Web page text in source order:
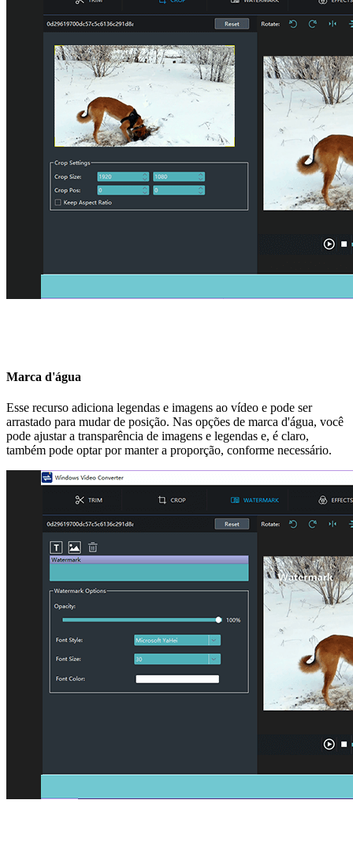
Marca d'água
Esse recurso adiciona legendas e imagens ao vídeo e pode ser
arrastado para mudar de posição. Nas opções de marca d'água, você
pode ajustar a transparência de imagens e legendas e, é claro,
também pode optar por manter a proporção, conforme necessário.